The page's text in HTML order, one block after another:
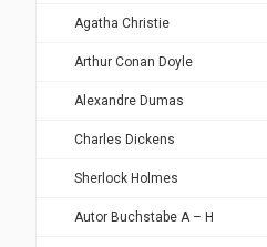
Agatha Christie
Arthur Conan Doyle
Alexandre Dumas
Charles Dickens
Sherlock Holmes
Autor Buchstabe A – H